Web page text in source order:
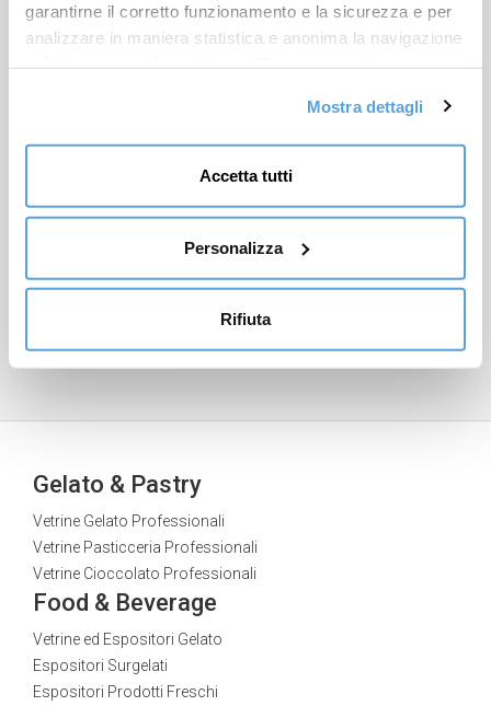
garantirne il corretto funzionamento e la sicurezza e per
analizzare in maniera statistica e anonima la navigazione
personalizzate sulla base dei tuoi interessi, delle
preferenze da te manifestate e della tua posizione
(Offerte commerciali personalizzate);
sito contenuti ospitati sui social network (Social media e
condivisione dei contenuti). Per l’installazione dei cookie
tecnici e necessari non è richiesto il tuo consenso. Per gli
revocare il consenso all’installazione di tutti o alcuni dei
sistemi di tracciamento e modificare le tue preferenze
Mostra dettagli
Accetta tutti
Personalizza
Rifiuta
Metro Combi
Plug-In
Nuova Metro Combi è la vetrina multifunzionale con due vani
Gelato & Pastry
Vetrine Gelato Professionali
Vetrine Pasticceria Professionali
Vetrine Cioccolato Professionali
Food & Beverage
Vetrine ed Espositori Gelato
Espositori Surgelati
Espositori Prodotti Freschi